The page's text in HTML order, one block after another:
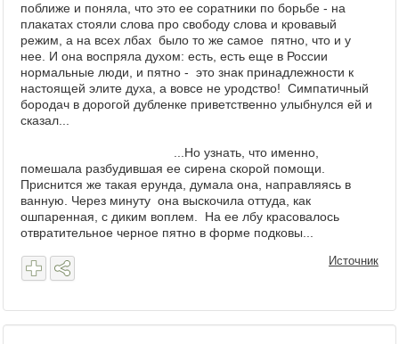
поближе и поняла, что это ее соратники по борьбе - на
плакатах стояли слова про свободу слова и кровавый
режим, а на всех лбах было то же самое пятно, что и у
нее. И она воспряла духом: есть, есть еще в России
нормальные люди, и пятно - это знак принадлежности к
настоящей элите духа, а вовсе не уродство! Симпатичный
бородач в дорогой дубленке приветственно улыбнулся ей и
сказал...
Но узнать, что именно,
помешала разбудившая ее сирена скорой помощи.
Приснится же такая ерунда, думала она, направляясь в
ванную. Через минуту она выскочила оттуда, как
ошпаренная, с диким воплем. На ее лбу красовалось
отвратительное черное пятно в форме подковы...
Источник